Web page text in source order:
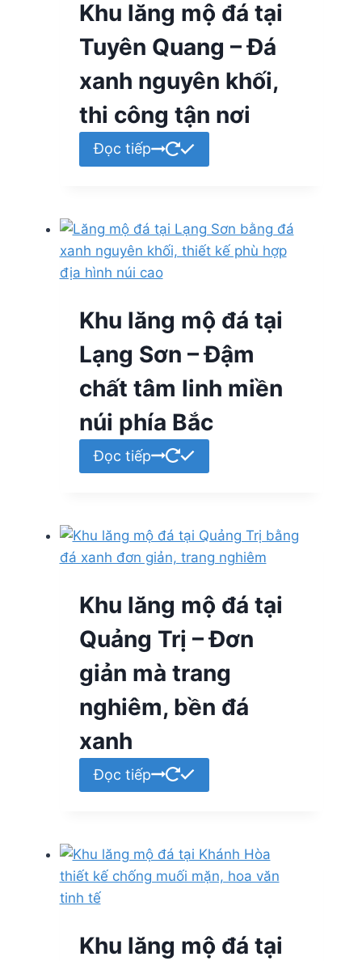
Khu lăng mộ đá tại
Tuyên Quang – Đá
xanh nguyên khối,
thi công tận nơi
Đọc tiếp
Khu lăng mộ đá tại
Lạng Sơn – Đậm
chất tâm linh miền
núi phía Bắc
Đọc tiếp
Khu lăng mộ đá tại
Quảng Trị – Đơn
giản mà trang
nghiêm, bền đá
xanh
Đọc tiếp
Khu lăng mộ đá tại